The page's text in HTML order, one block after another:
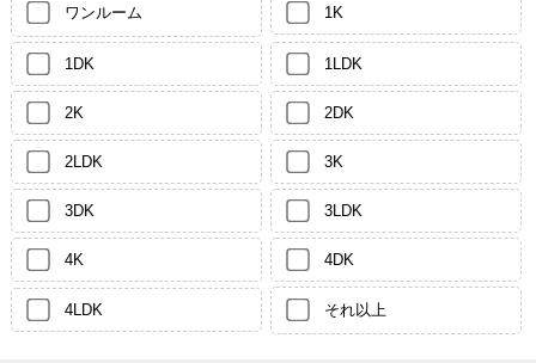
ワンルーム 1K
1DK 1LDK
2K 2DK
2LDK 3K
3DK 3LDK
4K 4DK
4LDK それ以上